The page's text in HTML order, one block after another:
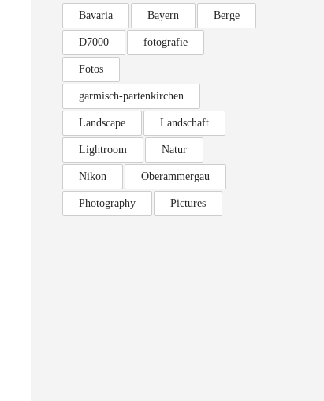
Bavaria Bayern Berge
D7000 fotografie
Fotos
garmisch-partenkirchen
Landscape Landschaft
Lightroom Natur
Nikon Oberammergau
Photography Pictures